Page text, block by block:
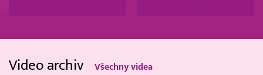
Video archiv Všechny videa